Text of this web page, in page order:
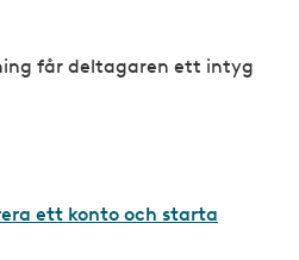
får deltagaren ett intyg
ett konto och starta